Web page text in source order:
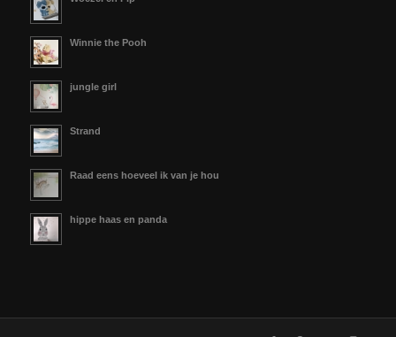
Winnie the Pooh
jungle girl
Strand
Raad eens hoeveel ik van je hou
hippe haas en panda